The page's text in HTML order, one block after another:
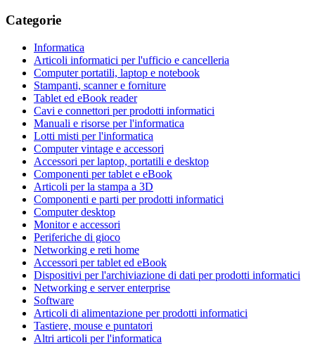
Categorie
Informatica
Articoli informatici per l'ufficio e cancelleria
Computer portatili, laptop e notebook
Stampanti, scanner e forniture
Tablet ed eBook reader
Cavi e connettori per prodotti informatici
Manuali e risorse per l'informatica
Lotti misti per l'informatica
Computer vintage e accessori
Accessori per laptop, portatili e desktop
Componenti per tablet e eBook
Articoli per la stampa a 3D
Componenti e parti per prodotti informatici
Computer desktop
Monitor e accessori
Periferiche di gioco
Networking e reti home
Accessori per tablet ed eBook
Dispositivi per l'archiviazione di dati per prodotti informatici
Networking e server enterprise
Software
Articoli di alimentazione per prodotti informatici
Tastiere, mouse e puntatori
Altri articoli per l'informatica